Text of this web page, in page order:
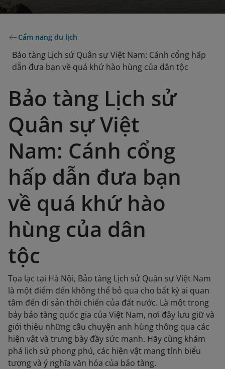
Cẩm nang du lịch
Bảo tàng Lịch sử Quân sự Việt Nam: Cánh cổng hấp
dẫn đưa bạn về quá khứ hào hùng của dân tộc
Bảo tàng Lịch sử
Quân sự Việt
Nam: Cánh cổng
hấp dẫn đưa bạn
về quá khứ hào
hùng của dân
tộc
Tọa lạc tại Hà Nội, Bảo tàng Lịch sử Quân sự Việt Nam
là một điểm đến không thể bỏ qua cho bất kỳ ai quan
tâm đến di sản thời chiến của đất nước. Là một trong
bảy bảo tàng quốc gia của Việt Nam, nơi đây lưu giữ và
giới thiệu những câu chuyện anh hùng thông qua các
hiện vật và trưng bày đầy sức mạnh. Hãy cùng khám
phá lịch sử phong phú, các hiện vật mang tính biểu
tượng và ý nghĩa văn hóa của bảo tàng.